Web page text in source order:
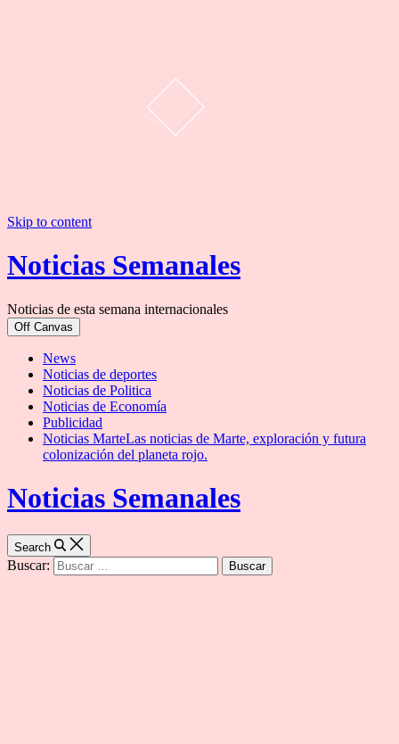
Skip to content
Noticias Semanales
Noticias de esta semana internacionales
Off Canvas
News
Noticias de deportes
Noticias de Politica
Noticias de Economía
Publicidad
Noticias MarteLas noticias de Marte, exploración y futura
colonización del planeta rojo.
Noticias Semanales
Search
Buscar: